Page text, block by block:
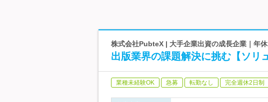
株式会社PubteX | 大手企業出資の成長企業｜年
出版業界の課題解決に挑む【ソリ
業種未経験OK 急募 転勤なし 完全週休2日制